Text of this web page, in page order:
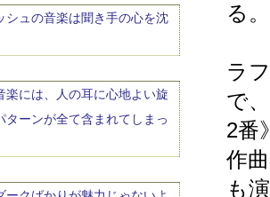
シュの音楽は聞き手の心を沈
楽には、人の耳に心地よい旋
ターンが全て含まれてしまっ
る。
ラ
で
2番
作
も